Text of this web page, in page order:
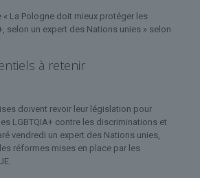
« La Pologne doit mieux protéger les
selon un expert des Nations unies » selon
à retenir
doivent revoir leur législation pour
LGBTQIA+ contre les discriminations et
vendredi un expert des Nations unies,
réformes mises en place par les